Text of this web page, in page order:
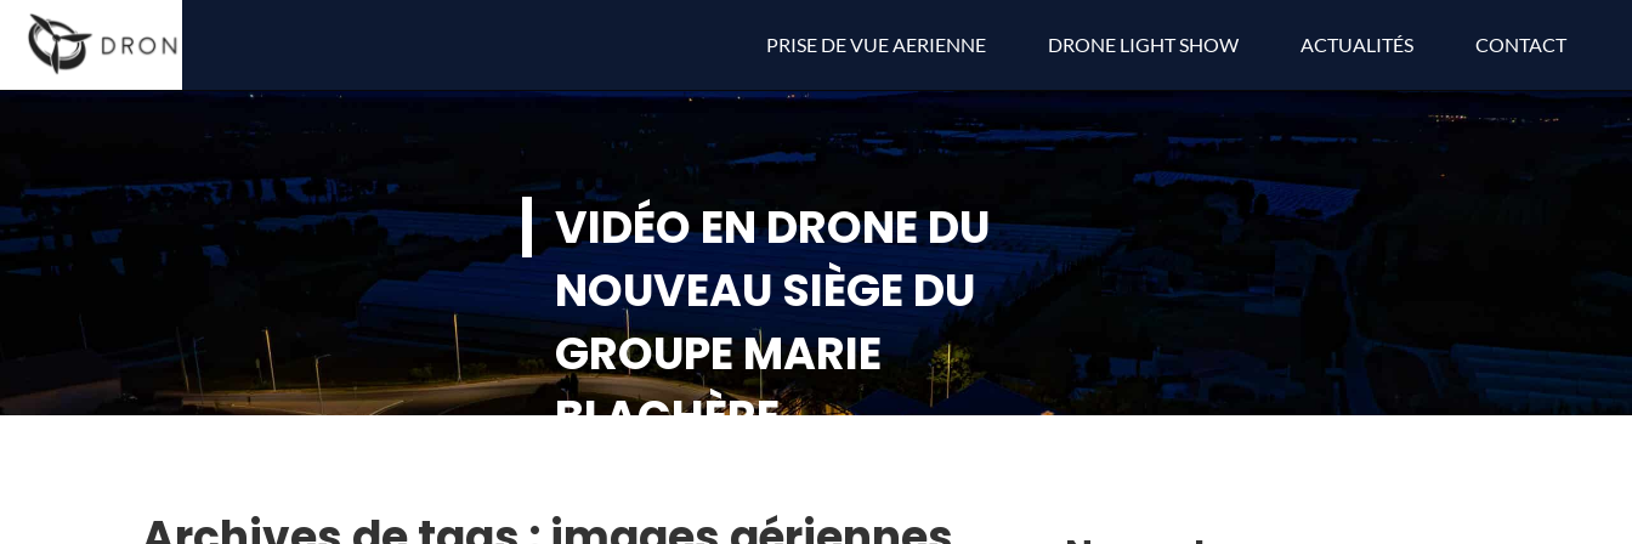
PRISE DE VUE AERIENNE DRONE LIGHT SHOW ACTUALITÉS CONTACT
VIDÉO EN DRONE DU
NOUVEAU SIÈGE DU
GROUPE MARIE
BLACHÈRE